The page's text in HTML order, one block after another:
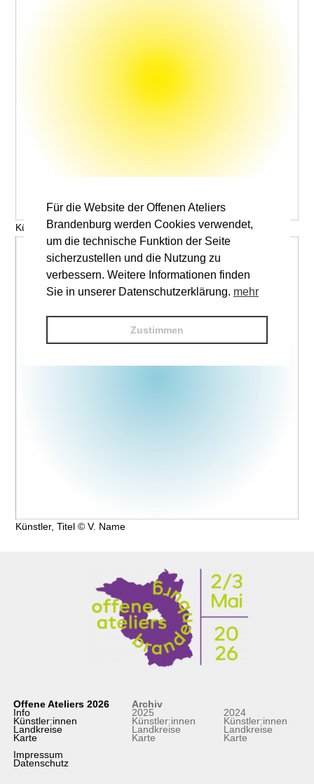
Künstler, Titel © V. Name
Künstler, Titel © V. Name
Offene Ateliers 2026
Info
Künstler:innen
Landkreise
Karte
Impressum
Datenschutz
Archiv
2025
Künstler:innen
Landkreise
Karte
2024
Künstler:innen
Landkreise
Karte
Für die Website der Offenen Ateliers
Brandenburg werden Cookies verwendet,
um die technische Funktion der Seite
sicherzustellen und die Nutzung zu
verbessern. Weitere Informationen finden
Sie in unserer Datenschutzerklärung. mehr
Zustimmen